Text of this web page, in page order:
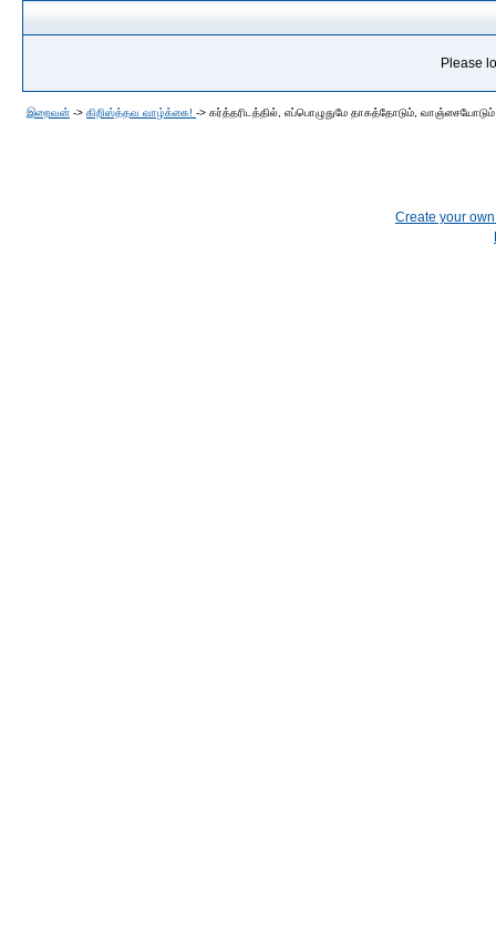
Please
இறைவன் -> கிறிஸ்த்தவ வாழ்க்கை! -> கர்த்தரிடத்தில், எப்பொழுதுமே தாகத்தோடும்,
Create your